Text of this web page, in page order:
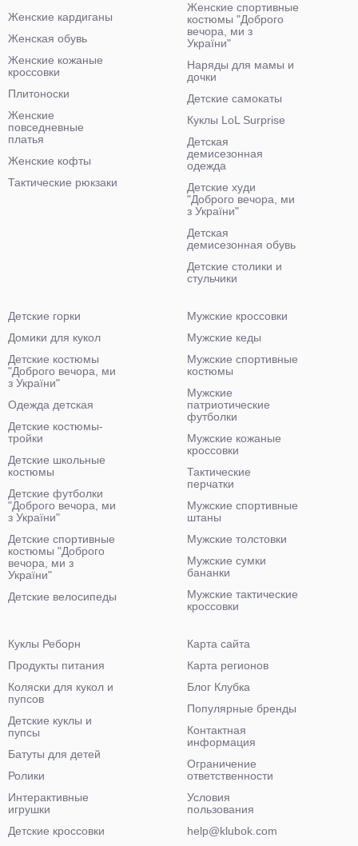
Женские кардиганы
Женская обувь
Женские кожаные
кроссовки
Плитоноски
Женские
повседневные
платья
Женские кофты
Тактические рюкзаки
Женские спортивные
костюмы "Доброго
вечора, ми з
України"
Наряды для мамы и
дочки
Детские самокаты
Куклы LoL Surprise
Детская
демисезонная
одежда
Детские худи
"Доброго вечора, ми
з України"
Детская
демисезонная обувь
Детские столики и
стульчики
Детские горки
Домики для кукол
Детские костюмы
"Доброго вечора, ми
з України"
Одежда детская
Детские костюмы-
тройки
Детские школьные
костюмы
Детские футболки
"Доброго вечора, ми
з України"
Детские спортивные
костюмы "Доброго
вечора, ми з
України"
Детские велосипеды
Мужские кроссовки
Мужские кеды
Мужские спортивные
костюмы
Мужские
патриотические
футболки
Мужские кожаные
кроссовки
Тактические
перчатки
Мужские спортивные
штаны
Мужские толстовки
Мужские сумки
бананки
Мужские тактические
кроссовки
Куклы Реборн
Продукты питания
Коляски для кукол и
пупсов
Детские куклы и
пупсы
Батуты для детей
Ролики
Интерактивные
игрушки
Детские кроссовки
Карта сайта
Карта регионов
Блог Клубка
Популярные бренды
Контактная
информация
Ограничение
ответственности
Условия
пользования
help@klubok.com